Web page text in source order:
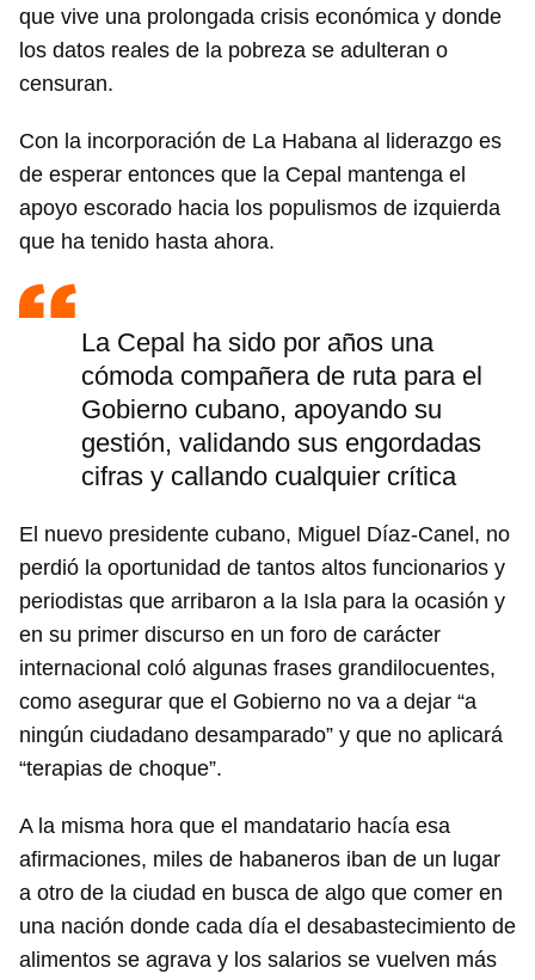
que vive una prolongada crisis económica y donde
los datos reales de la pobreza se adulteran o
censuran.
Con la incorporación de La Habana al liderazgo es
de esperar entonces que la Cepal mantenga el
apoyo escorado hacia los populismos de izquierda
que ha tenido hasta ahora.
La Cepal ha sido por años una
cómoda compañera de ruta para el
Gobierno cubano, apoyando su
gestión, validando sus engordadas
cifras y callando cualquier crítica
El nuevo presidente cubano, Miguel Díaz-Canel, no
perdió la oportunidad de tantos altos funcionarios y
periodistas que arribaron a la Isla para la ocasión y
en su primer discurso en un foro de carácter
internacional coló algunas frases grandilocuentes,
como asegurar que el Gobierno no va a dejar “a
ningún ciudadano desamparado” y que no aplicará
“terapias de choque”.
A la misma hora que el mandatario hacía esa
afirmaciones, miles de habaneros iban de un lugar
a otro de la ciudad en busca de algo que comer en
una nación donde cada día el desabastecimiento de
alimentos se agrava y los salarios se vuelven más